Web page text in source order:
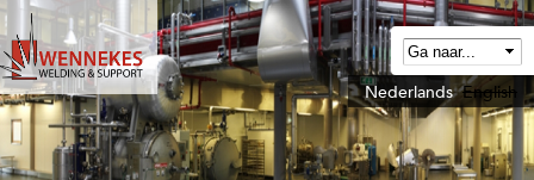
Overslaan
en
naar
de
algemene
Nederlands English